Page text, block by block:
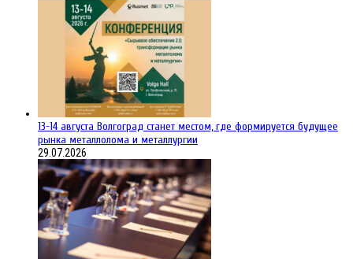
13-14 августа Волгоград станет местом, где формируется будущее
рынка металлолома и металлургии
29.07.2026